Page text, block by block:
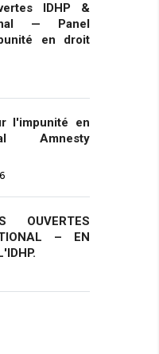
IDHP &
— Panel
en droit
l'impunité en
Amnesty
OUVERTES
– EN